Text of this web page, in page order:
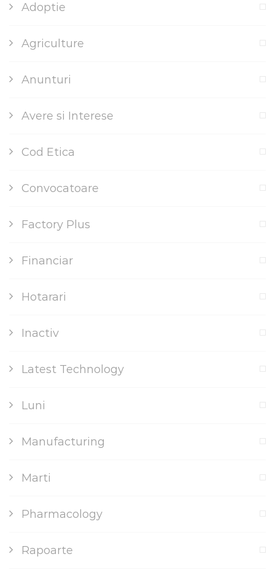
Adoptie
Agriculture
Anunturi
Avere si Interese
Cod Etica
Convocatoare
Factory Plus
Financiar
Hotarari
Inactiv
Latest Technology
Luni
Manufacturing
Marti
Pharmacology
Rapoarte